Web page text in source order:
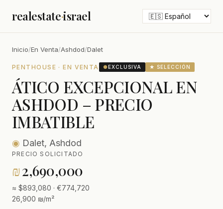
realestate·israel
Inicio/En Venta/Ashdod/Dalet
PENTHOUSE · EN VENTA ●EXCLUSIVA ★ SELECCIÓN
ÁTICO EXCEPCIONAL EN
ASHDOD – PRECIO
IMBATIBLE
◉ Dalet, Ashdod
PRECIO SOLICITADO
₪2,690,000
≈ $893,080 · €774,720
26,900 ₪/m²